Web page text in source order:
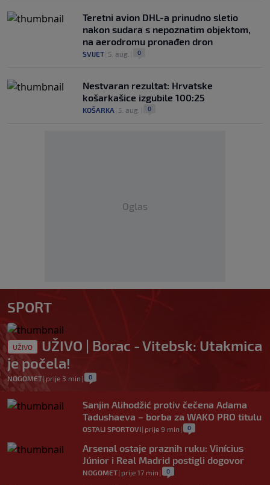
Teretni avion DHL-a prinudno sletio
nakon sudara s nepoznatim objektom,
na aerodromu pronađen dron
SVIJET 5. aug. 0
Nestvaran rezultat: Hrvatske
košarkašice izgubile 100:25
KOŠARKA 5. aug. 0
Oglas
SPORT
UŽIVO
UŽIVO | Borac - Vitebsk: Utakmica
je počela!
NOGOMET| prije 3 min | 0
Sanjin Alihodžić protiv čečena Adama
Tadushaeva – borba za WAKO PRO titulu
OSTALI SPORTOVI| prije 9 min | 0
Arsenal ostaje praznih ruku: Vinícius
Júnior i Real Madrid postigli dogovor
NOGOMET| prije 17 min | 0